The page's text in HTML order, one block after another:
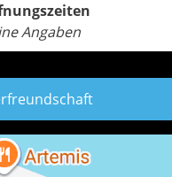
Angaben